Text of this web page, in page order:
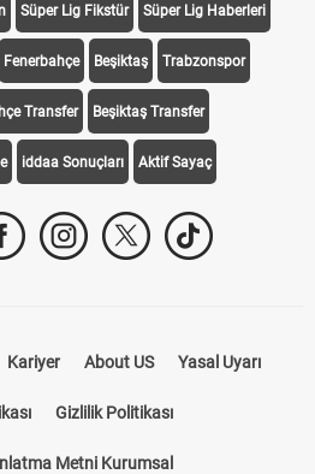
Süper Lig Fikstür Süper Lig Haberleri
Fenerbahçe Beşiktaş Trabzonspor
Transfer Beşiktaş Transfer
iddaa Sonuçları Aktif Sayaç
Kariyer About US Yasal Uyarı
Gizlilik Politikası
Metni Kurumsal